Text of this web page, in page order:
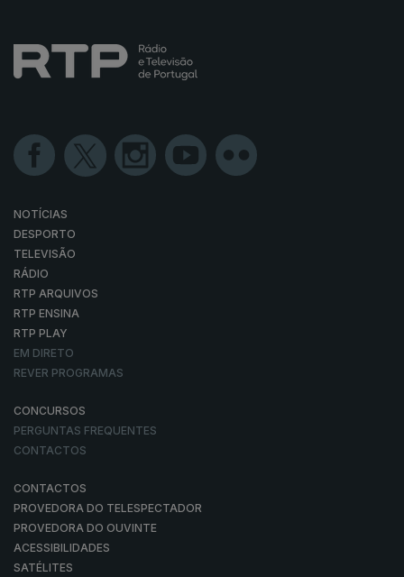
NOTÍCIAS
DESPORTO
TELEVISÃO
RÁDIO
RTP ARQUIVOS
RTP ENSINA
RTP PLAY
EM DIRETO
REVER PROGRAMAS
CONCURSOS
PERGUNTAS FREQUENTES
CONTACTOS
CONTACTOS
PROVEDORA DO TELESPECTADOR
PROVEDORA DO OUVINTE
ACESSIBILIDADES
SATÉLITES